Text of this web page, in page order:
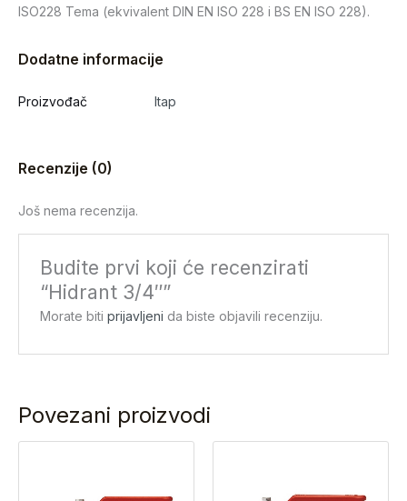
ISO228 Tema (ekvivalent DIN EN ISO 228 i BS EN ISO 228).
Dodatne informacije
Proizvođač Itap
Recenzije (0)
Još nema recenzija.
Budite prvi koji će recenzirati
“Hidrant 3/4″”
Morate bitiprijavljeni da biste objavili recenziju.
Povezani proizvodi